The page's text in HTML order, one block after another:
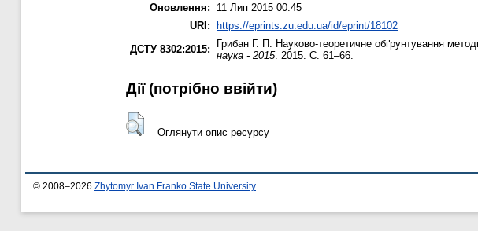
Оновлення:
11 Лип 2015 00:45
URI: https://eprints.zu.edu.ua/id/eprint/18102
ДСТУ 8302:2015:
Грибан Г. П. Науково-теоретичне обґрунтування
наука - 2015. 2015. С. 61–66.
Дії ​​(потрібно ввійти)
Оглянути опис ресурсу
© 2008–2026 Zhytomyr Ivan Franko State University